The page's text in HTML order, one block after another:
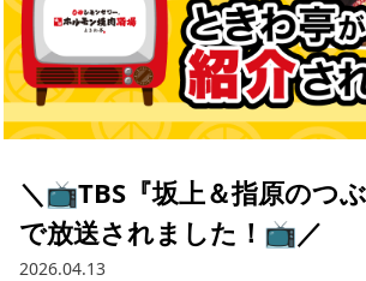
＼📺️TBS『坂上＆指原のつ
で放送されました！📺️／
2026.04.13